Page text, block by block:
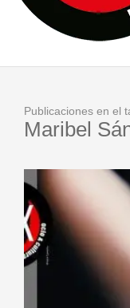
Publicaciones en el
Maribel